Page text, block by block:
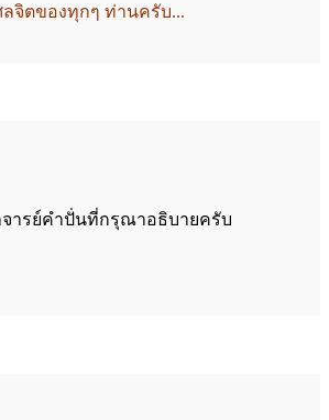
จิตของทุกๆ ท่านครับ...
ารย์คำปั่นที่กรุณาอธิบายครับ